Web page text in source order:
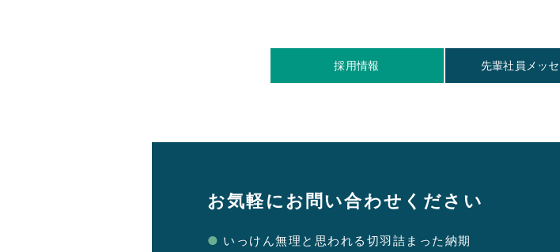
採用情報 先輩社員メッ
お気軽にお問い合わせください
いっけん無理と思われる切羽詰まった納期